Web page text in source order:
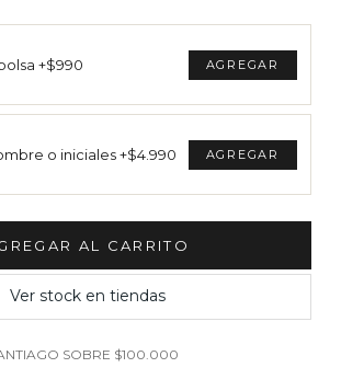
+$990
o iniciales +$4.990
AL CARRITO
Ver stock en tiendas
SOBRE $100.000